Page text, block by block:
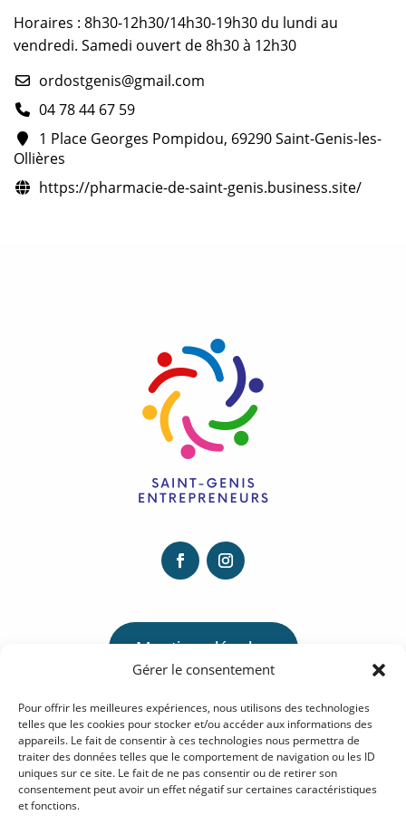
Gérer le consentement
Pour offrir les meilleures expériences, nous utilisons des technologies
telles que les cookies pour stocker et/ou accéder aux informations des
appareils. Le fait de consentir à ces technologies nous permettra de
traiter des données telles que le comportement de navigation ou les ID
uniques sur ce site. Le fait de ne pas consentir ou de retirer son
consentement peut avoir un effet négatif sur certaines caractéristiques
et fonctions.
Horaires : 8h30-12h30/14h30-19h30 du lundi au
vendredi. Samedi ouvert de 8h30 à 12h30
ordostgenis@gmail.com
04 78 44 67 59
1 Place Georges Pompidou, 69290 Saint-Genis-les-
Ollières
https://pharmacie-de-saint-genis.business.site/
Mentions légales
Politique de confidentialité
Politique de Cookies